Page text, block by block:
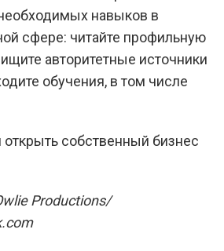
навыков в
сфере: читайте профильную
ищите авторитетные источники
обучения, в том числе
Productions/